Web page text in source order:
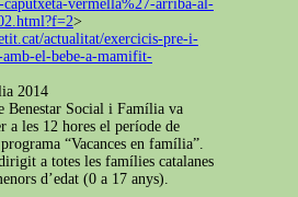
vermella%27-arriba-al-
>
actualitat/exercicis-pre-i-
el-bebe-a-mamifit-
2014
Benestar Social i Família va
a les 12 hores el període de
“Vacances en família”.
a totes les famílies catalanes
d’edat (0 a 17 anys).